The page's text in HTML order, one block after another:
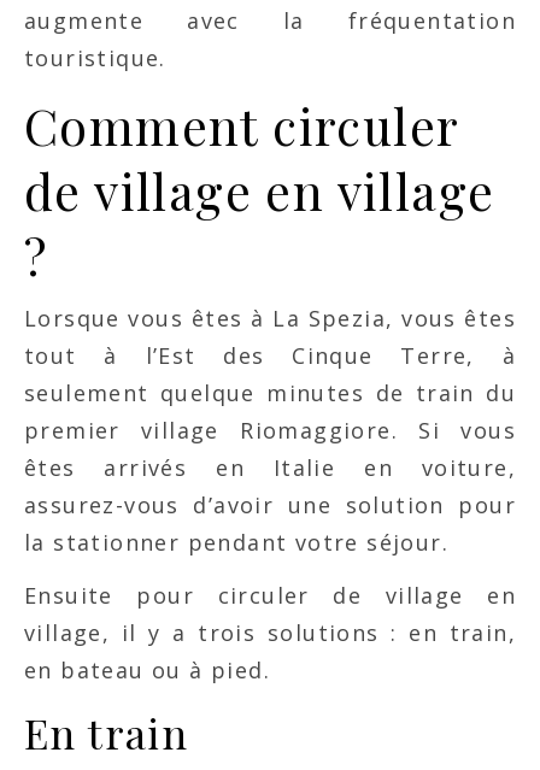
augmente avec la fréquentation
touristique.
Comment circuler
de village en village
?
Lorsque vous êtes à La Spezia, vous êtes
tout à l’Est des Cinque Terre, à
seulement quelque minutes de train du
premier village Riomaggiore. Si vous
êtes arrivés en Italie en voiture,
assurez-vous d’avoir une solution pour
la stationner pendant votre séjour.
Ensuite pour circuler de village en
village, il y a trois solutions : en train,
en bateau ou à pied.
En train